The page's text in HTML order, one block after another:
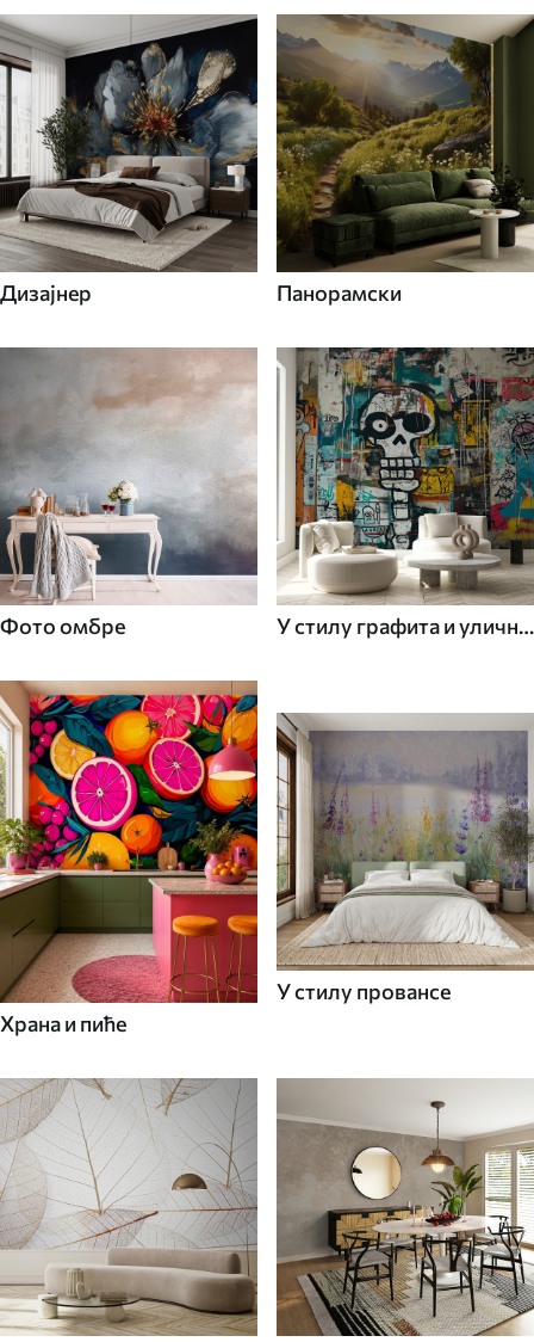
Дизајнер Панорамски
Фото омбре
У стилу графита и уличне
Храна и пиће
У стилу провансе